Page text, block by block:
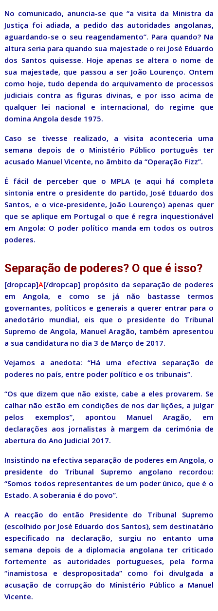
No comunicado, anuncia-se que “a visita da Ministra da
Justiça foi adiada, a pedido das autoridades angolanas,
aguardando-se o seu reagendamento”. Para quando? Na
altura seria para quando sua majestade o rei José Eduardo
dos Santos quisesse. Hoje apenas se altera o nome de
sua majestade, que passou a ser João Lourenço. Ontem
como hoje, tudo dependa do arquivamento de processos
judiciais contra as figuras divinas, e por isso acima de
qualquer lei nacional e internacional, do regime que
domina Angola desde 1975.
Caso se tivesse realizado, a visita aconteceria uma
semana depois de o Ministério Público português ter
acusado Manuel Vicente, no âmbito da “Operação Fizz”.
É fácil de perceber que o MPLA (e aqui há completa
sintonia entre o presidente do partido, José Eduardo dos
Santos, e o vice-presidente, João Lourenço) apenas quer
que se aplique em Portugal o que é regra inquestionável
em Angola: O poder político manda em todos os outros
poderes.
Separação de poderes? O que é isso?
[dropcap]A[/dropcap] propósito da separação de poderes
em Angola, e como se já não bastasse termos
governantes, políticos e generais a querer entrar para o
anedotário mundial, eis que o presidente do Tribunal
Supremo de Angola, Manuel Aragão, também apresentou
a sua candidatura no dia 3 de Março de 2017.
Vejamos a anedota: “Há uma efectiva separação de
poderes no país, entre poder político e os tribunais”.
“Os que dizem que não existe, cabe a eles provarem. Se
calhar não estão em condições de nos dar lições, a julgar
pelos exemplos”, apontou Manuel Aragão, em
declarações aos jornalistas à margem da cerimónia de
abertura do Ano Judicial 2017.
Insistindo na efectiva separação de poderes em Angola, o
presidente do Tribunal Supremo angolano recordou:
“Somos todos representantes de um poder único, que é o
Estado. A soberania é do povo”.
A reacção do então Presidente do Tribunal Supremo
(escolhido por José Eduardo dos Santos), sem destinatário
especificado na declaração, surgiu no entanto uma
semana depois de a diplomacia angolana ter criticado
fortemente as autoridades portugueses, pela forma
“inamistosa e despropositada” como foi divulgada a
acusação de corrupção do Ministério Público a Manuel
Vicente.